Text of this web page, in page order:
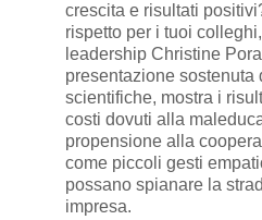
crescita e risultati
rispetto per i tuoi
leadership Christine
presentazione sostenuta
scientifiche, mostra i
costi dovuti alla
propensione alla
come piccoli gesti
possano spianare la
impresa.